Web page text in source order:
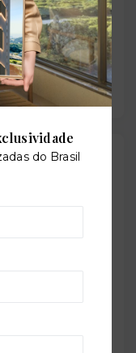
-
do Brasil